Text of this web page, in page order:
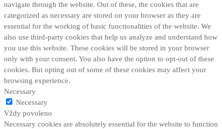
navigate through the website. Out of these, the cookies that are
categorized as necessary are stored on your browser as they are
essential for the working of basic functionalities of the website. We
also use third-party cookies that help us analyze and understand how
you use this website. These cookies will be stored in your browser
only with your consent. You also have the option to opt-out of these
cookies. But opting out of some of these cookies may affect your
browsing experience.
Necessary
Necessary
Vždy povoleno
Necessary cookies are absolutely essential for the website to function